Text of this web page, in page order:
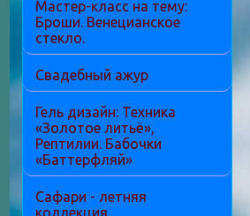
Мастер-класс на тему:
Броши. Венецианское
стекло.
Свадебный ажур
Гель дизайн: Техника
«Золотое литьё»,
Рептилии. Бабочки
«Баттерфляй»
Сафари - летняя
коллекция